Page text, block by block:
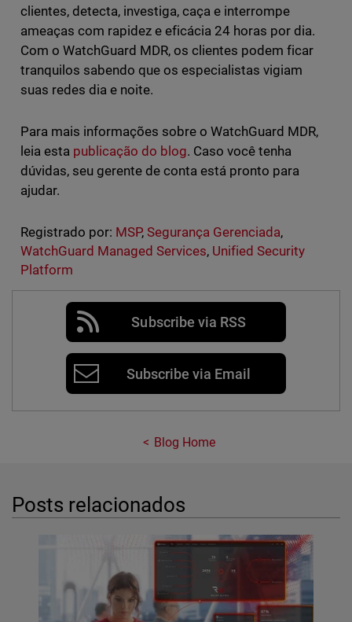
clientes, detecta, investiga, caça e interrompe
ameaças com rapidez e eficácia 24 horas por dia.
Com o WatchGuard MDR, os clientes podem ficar
tranquilos sabendo que os especialistas vigiam
suas redes dia e noite.
Para mais informações sobre o WatchGuard MDR,
leia esta publicação do blog. Caso você tenha
dúvidas, seu gerente de conta está pronto para
ajudar.
Registrado por: MSP, Segurança Gerenciada,
WatchGuard Managed Services, Unified Security
Platform
Subscribe via RSS
Subscribe via Email
Blog Home
Posts relacionados